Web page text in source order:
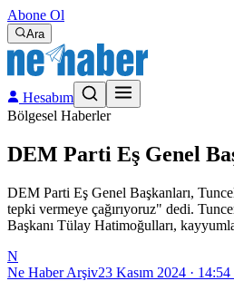
Abone Ol
Ara
Hesabım
Bölgesel Haberler
DEM Parti Eş Genel
DEM Parti Eş Genel Başkanları,
tepki vermeye çağırıyoruz" dedi.
Başkanı Tülay Hatimoğulları,
N
Ne Haber Arşiv23 Kasım 2024 · 14:54